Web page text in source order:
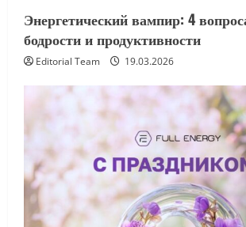
Энергетический вампир: 4
бодрости и продуктивности
Editorial Team 19.03.2026